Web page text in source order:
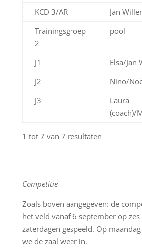
KCD 3/AR
Jan
Trainingsgroep
2
pool
J1
Elsa/Jan
J2
Nino/
J3
Laura
(coach)/
1 tot 7 van 7 resultaten
Competitie
Zoals boven aangegeven: de
het veld vanaf 6 september op
zaterdagen gespeeld. Op
we de zaal weer in.